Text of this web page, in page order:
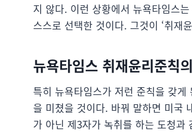
지 않다. 이런 상황에서 뉴욕타임스
스스로 선택한 것이다. 그것이 ‘취재
뉴욕타임스 취재윤리준칙
특히 뉴욕타임스가 저런 준칙을 갖
을 미쳤을 것이다. 바꿔 말하면 미국
가 아닌 제3자가 녹취를 하는 도청과